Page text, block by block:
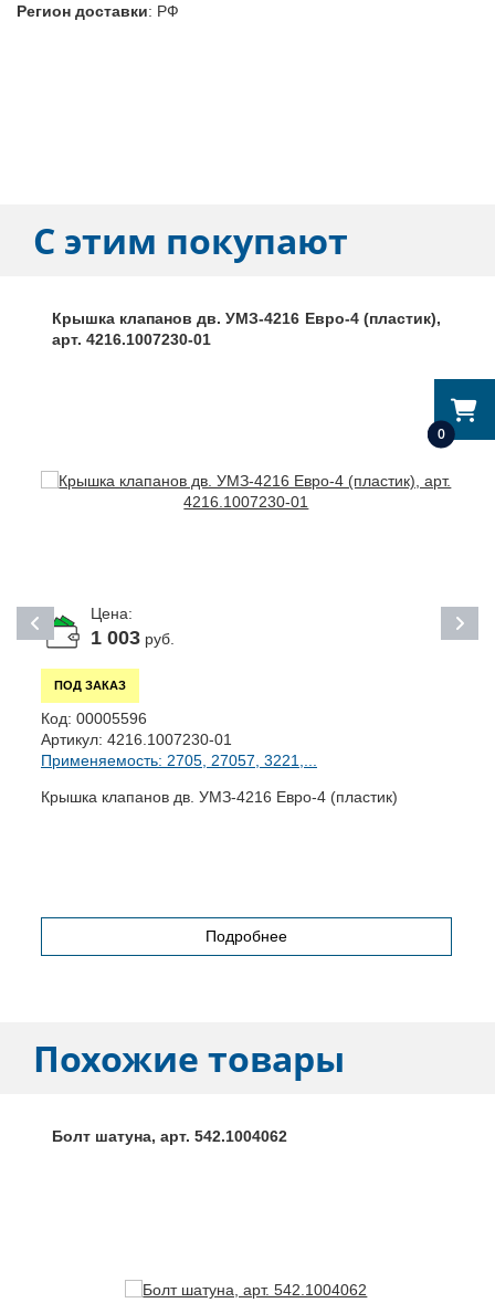
0
Регион доставки: РФ
С этим покупают
Крышка клапанов дв. УМЗ-4216 Евро-4 (пластик),
арт. 4216.1007230-01
Цена:
1 003руб.
ПОД ЗАКАЗ
Код: 00005596
Артикул: 4216.1007230-01
Применяемость: 2705, 27057, 3221,...
Крышка клапанов дв. УМЗ-4216 Евро-4 (пластик)
Подробнее
Похожие товары
Болт шатуна, арт. 542.1004062